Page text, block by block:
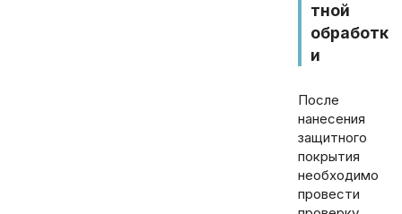
тной
обработк
и
После
нанесения
защитного
покрытия
необходимо
провести